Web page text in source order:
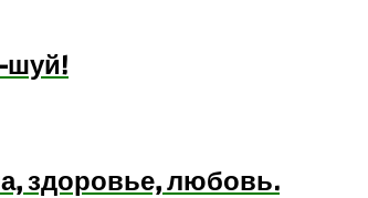
шуй!
здоровье, любовь.